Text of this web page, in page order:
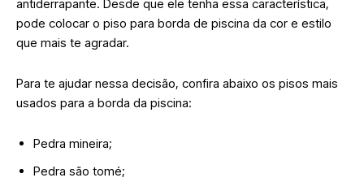
antiderrapante. Desde que ele tenha essa característica,
pode colocar o piso para borda de piscina da cor e estilo
que mais te agradar.
Para te ajudar nessa decisão, confira abaixo os pisos mais
usados para a borda da piscina:
Pedra mineira;
Pedra são tomé;